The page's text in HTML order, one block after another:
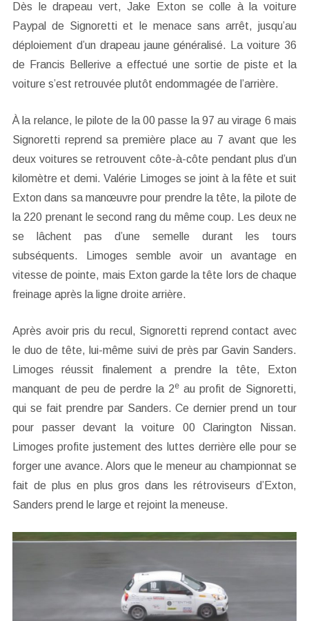
Dès le drapeau vert, Jake Exton se colle à la voiture
Paypal de Signoretti et le menace sans arrêt, jusqu’au
déploiement d’un drapeau jaune généralisé. La voiture 36
de Francis Bellerive a effectué une sortie de piste et la
voiture s’est retrouvée plutôt endommagée de l’arrière.
À la relance, le pilote de la 00 passe la 97 au virage 6 mais
Signoretti reprend sa première place au 7 avant que les
deux voitures se retrouvent côte-à-côte pendant plus d’un
kilomètre et demi. Valérie Limoges se joint à la fête et suit
Exton dans sa manœuvre pour prendre la tête, la pilote de
la 220 prenant le second rang du même coup. Les deux ne
se lâchent pas d’une semelle durant les tours
subséquents. Limoges semble avoir un avantage en
vitesse de pointe, mais Exton garde la tête lors de chaque
freinage après la ligne droite arrière.
Après avoir pris du recul, Signoretti reprend contact avec
le duo de tête, lui-même suivi de près par Gavin Sanders.
Limoges réussit finalement a prendre la tête, Exton
manquant de peu de perdre la 2e au profit de Signoretti,
qui se fait prendre par Sanders. Ce dernier prend un tour
pour passer devant la voiture 00 Clarington Nissan.
Limoges profite justement des luttes derrière elle pour se
forger une avance. Alors que le meneur au championnat se
fait de plus en plus gros dans les rétroviseurs d’Exton,
Sanders prend le large et rejoint la meneuse.